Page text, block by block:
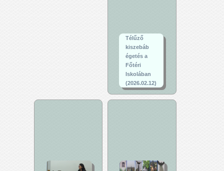
Télűző
kiszebáb
égetés a
Főtéri
Iskolában
(2026.02.12)